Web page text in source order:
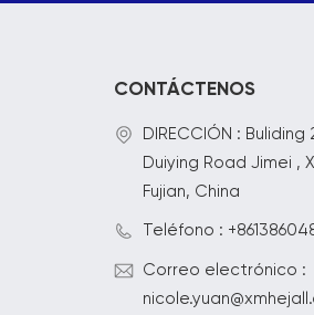
CONTÁCTENOS
DIRECCIÓN : Buliding
Duiying Road Jimei ,
Fujian, China
Teléfono :
Correo electrónico :